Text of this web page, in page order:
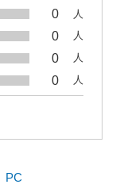
0 人
0 人
0 人
0 人
PC